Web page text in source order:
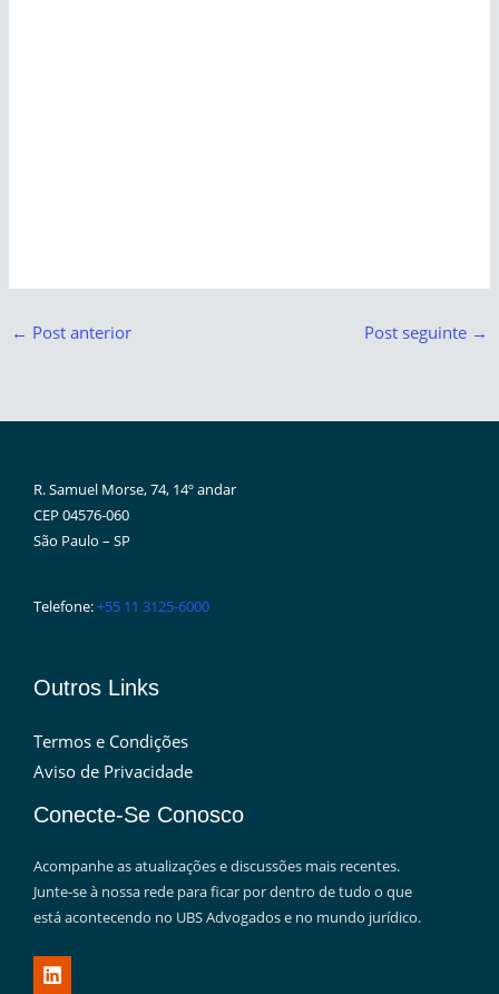
← Post anterior Post seguinte →
R. Samuel Morse, 74, 14º andar
CEP 04576-060
São Paulo – SP
Telefone:+55 11 3125-6000
Outros Links
Termos e Condições
Aviso de Privacidade
Conecte-Se Conosco
Acompanhe as atualizações e discussões mais recentes.
Junte-se à nossa rede para ficar por dentro de tudo o que
está acontecendo no UBS Advogados e no mundo jurídico.